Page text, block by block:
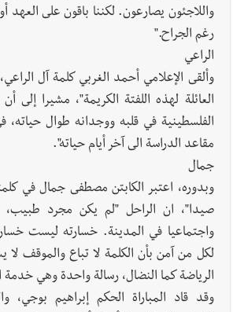
واللاجئون يصارعون. لكننا باقون على العهد
رغم الجراح."
الراعي
وألقى الإعلامي أحمد الغربي كلمة آل
العائلة لهذه اللفتة الكريمة"، مشيرا إلى
الفلسطينية في قلبه ووجدانه طوال
مقاعد الدراسة الى آخر أيام حياته".
جمال
وبدوره، اعتبر الكابتن مصطفى جمال في
صيدا"، ان الراحل "لم يكن مجرد طبيب،
واجتماعيا في المدينة. خسارته ليست
لكل من آمن بأن الكلمة لا تباع والموقف
الرياضة كما النضال، رسالة واحدة وهي خدمة
وقد قاد المباراة الحكم إبراهيم بوجي،